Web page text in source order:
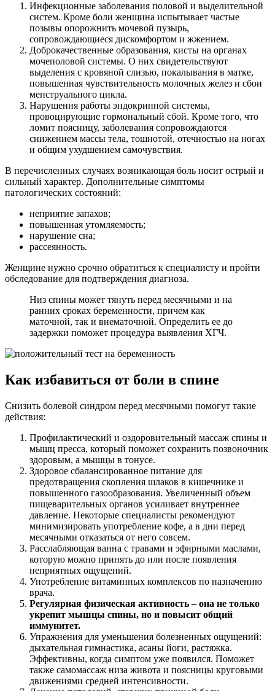
Инфекционные заболевания половой и выделительной
систем. Кроме боли женщина испытывает частые
позывы опорожнить мочевой пузырь,
сопровождающиеся дискомфортом и жжением.
Доброкачественные образования, кисты на органах
мочеполовой системы. О них свидетельствуют
выделения с кровяной слизью, покалывания в матке,
повышенная чувствительность молочных желез и сбои
менструального цикла.
Нарушения работы эндокринной системы,
провоцирующие гормональный сбой. Кроме того, что
ломит поясницу, заболевания сопровождаются
снижением массы тела, тошнотой, отечностью на ногах
и общим ухудшением самочувствия.
В перечисленных случаях возникающая боль носит острый и
сильный характер. Дополнительные симптомы
патологических состояний:
неприятие запахов;
повышенная утомляемость;
нарушение сна;
рассеянность.
Женщине нужно срочно обратиться к специалисту и пройти
обследование для подтверждения диагноза.
Низ спины может тянуть перед месячными и на
ранних сроках беременности, причем как
маточной, так и внематочной. Определить ее до
задержки поможет процедура выявления ХГЧ.
Как избавиться от боли в спине
Снизить болевой синдром перед месячными помогут такие
действия:
Профилактический и оздоровительный массаж спины и
мышц пресса, который поможет сохранить позвоночник
здоровым, а мышцы в тонусе.
Здоровое сбалансированное питание для
предотвращения скопления шлаков в кишечнике и
повышенного газообразования. Увеличенный объем
пищеварительных органов усиливает внутреннее
давление. Некоторые специалисты рекомендуют
минимизировать употребление кофе, а в дни перед
месячными отказаться от него совсем.
Расслабляющая ванна с травами и эфирными маслами,
которую можно принять до или после появления
неприятных ощущений.
Употребление витаминных комплексов по назначению
врача.
Регулярная физическая активность – она не только
укрепит мышцы спины, но и повысит общий
иммунитет.
Упражнения для уменьшения болезненных ощущений:
дыхательная гимнастика, асаны йоги, растяжка.
Эффективны, когда симптом уже появился. Поможет
также самомассаж низа живота и поясницы круговыми
движениями средней интенсивности.